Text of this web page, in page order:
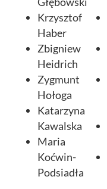
Krzysztof
Haber
Zbigniew
Heidrich
Zygmunt
Hołoga
Katarzyna
Kawalska
Maria
Koćwin-
Podsiadła